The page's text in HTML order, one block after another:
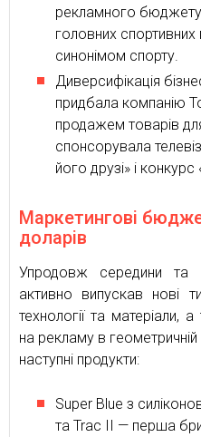
рекламного
головних
синонімом спорту.
Диверсифікація
придбала компанію
продажем товарів
спонсорувала
його друзі» і
Маркетингові
доларів
Упродовж середини та
активно випускав нові
технології та матеріали,
на рекламу в
наступні продукти:
Super Blue з
та Trac II — перша